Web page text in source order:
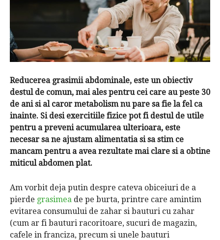
Reducerea grasimii abdominale, este un obiectiv
destul de comun, mai ales pentru cei care au peste 30
de ani si al caror metabolism nu pare sa fie la fel ca
inainte. Si desi exercitiile fizice pot fi destul de utile
pentru a preveni acumularea ulterioara, este
necesar sa ne ajustam alimentatia si sa stim ce
mancam pentru a avea rezultate mai clare si a obtine
miticul abdomen plat.
Am vorbit deja putin despre cateva obiceiuri de a
pierde grasimea de pe burta, printre care amintim
evitarea consumului de zahar si bauturi cu zahar
(cum ar fi bauturi racoritoare, sucuri de magazin,
cafele in franciza, precum si unele bauturi